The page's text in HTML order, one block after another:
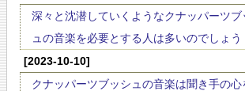
深々と沈潜していくようなクナッパーツブ
ュの音楽を必要とする人は多いのでしょう
[2023-10-10]
クナッパーツブッシュの音楽は聞き手の心